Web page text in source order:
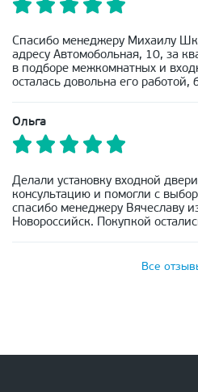
Спасибо менеджеру Михаилу
адресу Автомобольная, 10, за
в подборе межкомнатных и
осталась довольна его работой,
Ольга
Делали установку входной
консультацию и помогли с
спасибо менеджеру Вячеславу
Новороссийск. Покупкой
Все